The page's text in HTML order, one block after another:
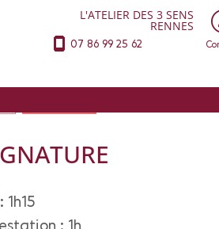
L'ATELIER DES 3 SENS
RENNES
07 86 99 25 62
1h15